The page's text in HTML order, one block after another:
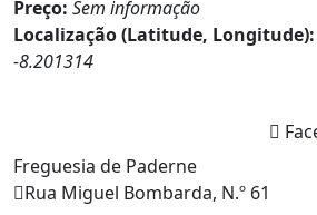
Preço: Sem informação
Localização (Latitude, Longitude):
-8.201314
Freguesia de Paderne
Rua Miguel Bombarda, N.º 61